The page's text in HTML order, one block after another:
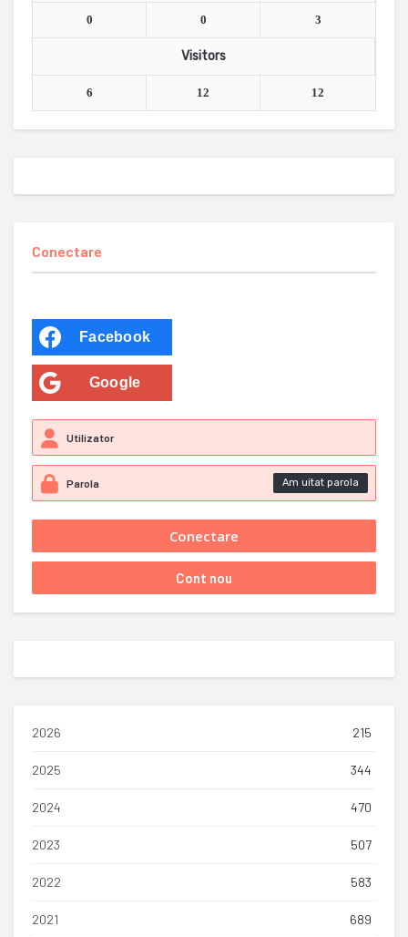
0 0 3
Visitors
6 12 12
Conectare
Facebook
Google
Am uitat parola
2026 215
2025 344
2024 470
2023 507
2022 583
2021 689